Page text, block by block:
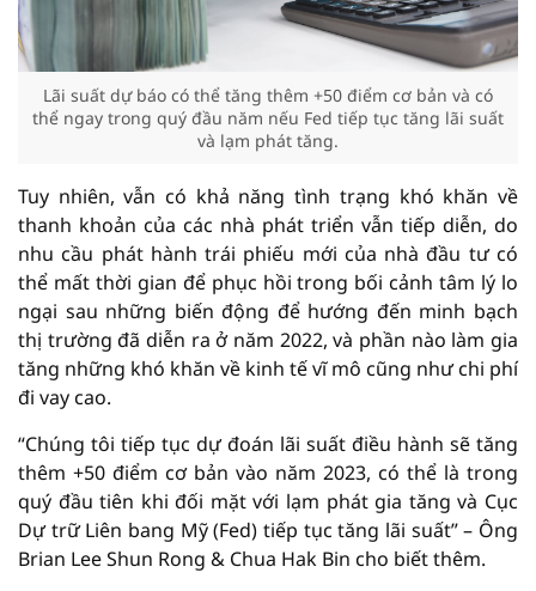
Lãi suất dự báo có thể tăng thêm +50 điểm cơ bản và có
thể ngay trong quý đầu năm nếu Fed tiếp tục tăng lãi suất
và lạm phát tăng.
Tuy nhiên, vẫn có khả năng tình trạng khó khăn về
thanh khoản của các nhà phát triển vẫn tiếp diễn, do
nhu cầu phát hành trái phiếu mới của nhà đầu tư có
thể mất thời gian để phục hồi trong bối cảnh tâm lý lo
ngại sau những biến động để hướng đến minh bạch
thị trường đã diễn ra ở năm 2022, và phần nào làm gia
tăng những khó khăn về kinh tế vĩ mô cũng như chi phí
đi vay cao.
“Chúng tôi tiếp tục dự đoán lãi suất điều hành sẽ tăng
thêm +50 điểm cơ bản vào năm 2023, có thể là trong
quý đầu tiên khi đối mặt với lạm phát gia tăng và Cục
Dự trữ Liên bang Mỹ (Fed) tiếp tục tăng lãi suất” – Ông
Brian Lee Shun Rong & Chua Hak Bin cho biết thêm.